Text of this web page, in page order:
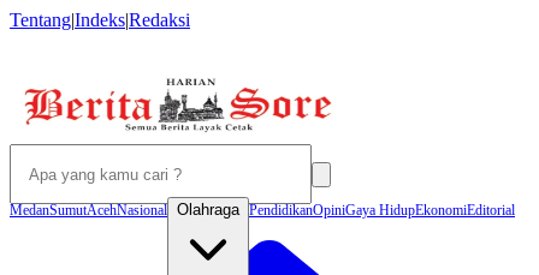
Tentang|Indeks|Redaksi
MedanSumutAcehNasional Olahraga PendidikanOpiniGaya HidupEkonomiEditorial